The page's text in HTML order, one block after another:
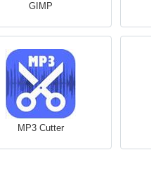
GIMP
MP3 Cutter